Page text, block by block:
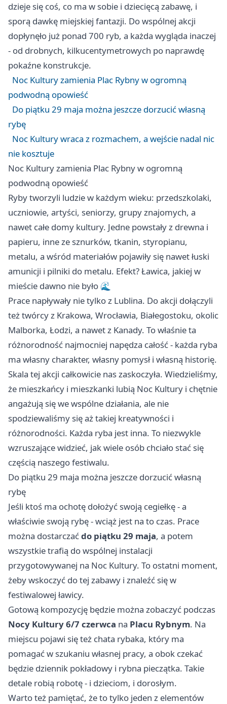
dzieje się coś, co ma w sobie i dziecięcą zabawę, i
sporą dawkę miejskiej fantazji. Do wspólnej akcji
dopłynęło już ponad 700 ryb, a każda wygląda inaczej
- od drobnych, kilkucentymetrowych po naprawdę
pokaźne konstrukcje.
Noc Kultury zamienia Plac Rybny w ogromną
podwodną opowieść
Do piątku 29 maja można jeszcze dorzucić własną
rybę
Noc Kultury wraca z rozmachem, a wejście nadal nic
nie kosztuje
Noc Kultury zamienia Plac Rybny w ogromną
podwodną opowieść
Ryby tworzyli ludzie w każdym wieku: przedszkolaki,
uczniowie, artyści, seniorzy, grupy znajomych, a
nawet całe domy kultury. Jedne powstały z drewna i
papieru, inne ze sznurków, tkanin, styropianu,
metalu, a wśród materiałów pojawiły się nawet łuski
amunicji i pilniki do metalu. Efekt? Ławica, jakiej w
mieście dawno nie było 🌊
Prace napływały nie tylko z Lublina. Do akcji dołączyli
też twórcy z Krakowa, Wrocławia, Białegostoku, okolic
Malborka, Łodzi, a nawet z Kanady. To właśnie ta
różnorodność najmocniej napędza całość - każda ryba
ma własny charakter, własny pomysł i własną historię.
Skala tej akcji całkowicie nas zaskoczyła. Wiedzieliśmy,
że mieszkańcy i mieszkanki lubią Noc Kultury i chętnie
angażują się we wspólne działania, ale nie
spodziewaliśmy się aż takiej kreatywności i
różnorodności. Każda ryba jest inna. To niezwykle
wzruszające widzieć, jak wiele osób chciało stać się
częścią naszego festiwalu.
Do piątku 29 maja można jeszcze dorzucić własną
rybę
Jeśli ktoś ma ochotę dołożyć swoją cegiełkę - a
właściwie swoją rybę - wciąż jest na to czas. Prace
można dostarczaćdo piątku 29 maja, a potem
wszystkie trafią do wspólnej instalacji
przygotowywanej na Noc Kultury. To ostatni moment,
żeby wskoczyć do tej zabawy i znaleźć się w
festiwalowej ławicy.
Gotową kompozycję będzie można zobaczyć podczas
Nocy Kultury 6/7 czerwca na Placu Rybnym. Na
miejscu pojawi się też chata rybaka, który ma
pomagać w szukaniu własnej pracy, a obok czekać
będzie dziennik pokładowy i rybna pieczątka. Takie
detale robią robotę - i dzieciom, i dorosłym.
Warto też pamiętać, że to tylko jeden z elementów